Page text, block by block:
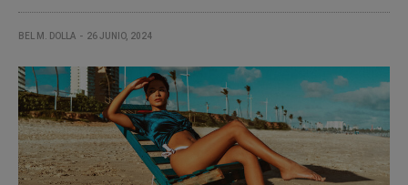
BEL M. DOLLA 26 JUNIO, 2024